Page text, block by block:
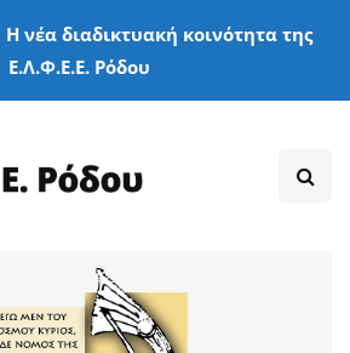
Η νέα διαδικτυακή κοινότητα της
Ε.Λ.Φ.Ε.Ε. Ρόδου